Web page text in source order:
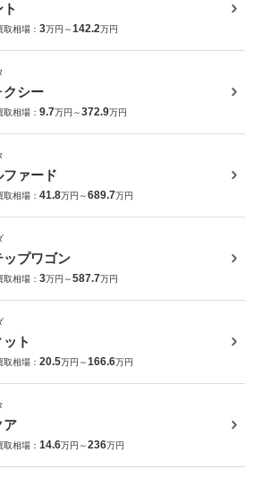
取相場： 3万円～142.2万円
クシー
取相場： 9.7万円～372.9万円
ファード
取相場： 41.8万円～689.7万円
ップワゴン
取相場： 3万円～587.7万円
ト
取相場： 20.5万円～166.6万円
ア
取相場： 14.6万円～236万円